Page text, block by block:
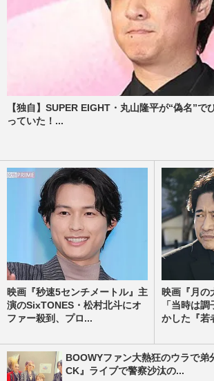
【独自】SUPER EIGHT・丸山隆平が“偽名”で
っていた！...
映画『秒速5センチメートル』主
演のSixTONES・松村北斗にオ
ファー殺到、プロ...
映画『月の
「当時は
かした『若
BOOWYファン大熱狂のウラで弟
CK』ライブで警察沙汰の...